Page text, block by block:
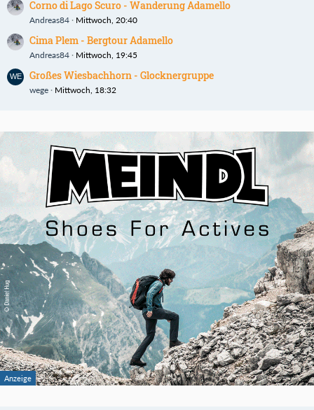
Corno di Lago Scuro - Wanderung Adamello
Andreas84 Mittwoch, 20:40
Cima Plem - Bergtour Adamello
Andreas84 Mittwoch, 19:45
Großes Wiesbachhorn - Glocknergruppe
wege Mittwoch, 18:32